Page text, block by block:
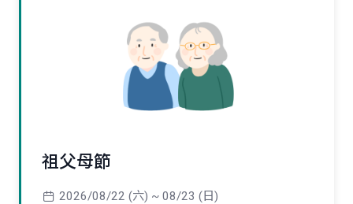
祖父母節
2026/08/22 (六) ~ 08/23 (日)